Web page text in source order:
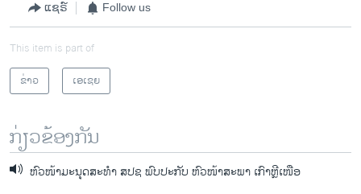
ແຊຣ໌ Follow us
This item is part of
ຂ່າວ
ເອເຊຍ
ກ່ຽວຂ້ອງກັນ
ຫົວໜ້າມະນຸດສະທຳ ສປຊ ພົບປະກັບ ຫົວໜ້າສະພາ ເກົາຫຼີເໜືອ